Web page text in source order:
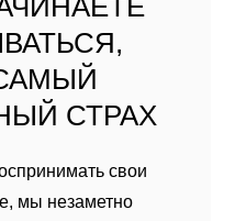
СТРАХ
свои
мы незаметно